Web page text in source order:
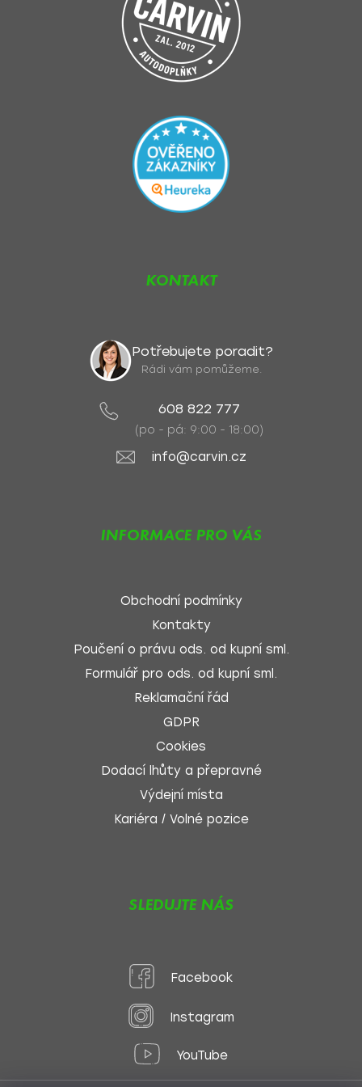
KONTAKT
Potřebujete poradit?
Rádi vám pomůžeme.
608 822 777
(po - pá: 9:00 - 18:00)
info@carvin.cz
INFORMACE PRO VÁS
Obchodní podmínky
Kontakty
Poučení o právu ods. od kupní sml.
Formulář pro ods. od kupní sml.
Reklamační řád
GDPR
Cookies
Dodací lhůty a přepravné
Výdejní místa
Kariéra / Volné pozice
SLEDUJTE NÁS
Facebook
Instagram
YouTube